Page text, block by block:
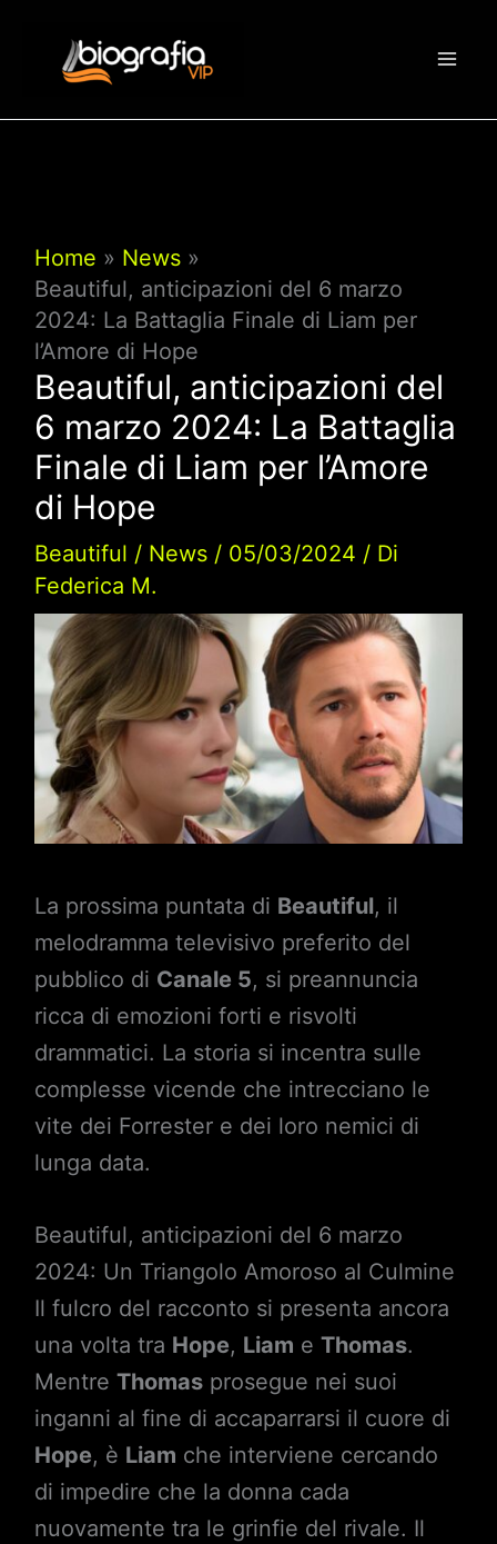
contenuto
Home
News
Beautiful, anticipazioni del 6 marzo
2024: La Battaglia Finale di Liam per
l’Amore di Hope
Beautiful, anticipazioni del
6 marzo 2024: La Battaglia
Finale di Liam per l’Amore
di Hope
Beautiful / News/ 05/03/2024 / Di
Federica M.
La prossima puntata di Beautiful, il
melodramma televisivo preferito del
pubblico di Canale 5, si preannuncia
ricca di emozioni forti e risvolti
drammatici. La storia si incentra sulle
complesse vicende che intrecciano le
vite dei Forrester e dei loro nemici di
lunga data.
Beautiful, anticipazioni del 6 marzo
2024: Un Triangolo Amoroso al Culmine
Il fulcro del racconto si presenta ancora
una volta tra Hope, Liam e Thomas.
Mentre Thomasprosegue nei suoi
inganni al fine di accaparrarsi il cuore di
Hope, è Liam che interviene cercando
di impedire che la donna cada
nuovamente tra le grinfie del rivale. Il